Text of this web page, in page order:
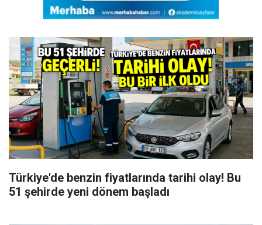
Türkiye'de benzin fiyatlarında tarihi olay! Bu
51 şehirde yeni dönem başladı